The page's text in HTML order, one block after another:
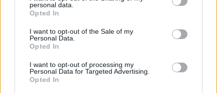
personal data.
Opted In
I want to opt-out of the Sale of my
Personal Data.
Opted In
I want to opt-out of processing my
Personal Data for Targeted Advertising.
Opted In
regisztrációhoz kötött.
Portfolio.hu teljes cikkarchívum
Kötéslisták: BÉT elmúlt 2 év napon belüli
kötéslistái